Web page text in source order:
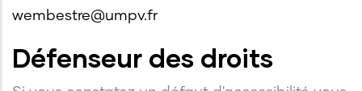
wembestre@umpv.fr
Défenseur des droits